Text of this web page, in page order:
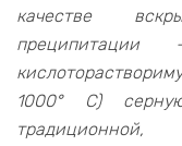
качестве
1000° С)